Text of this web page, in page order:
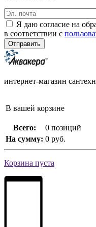
Я даю согласие на
в соответствии с
интернет-магазин
В вашей корзине
Всего:
0 позиций
На сумму: 0 руб.
Корзина пуста